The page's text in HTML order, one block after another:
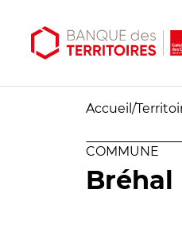
Accueil /
COMMUNE
Bréhal